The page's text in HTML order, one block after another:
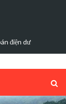
sĩ 27.7 của…